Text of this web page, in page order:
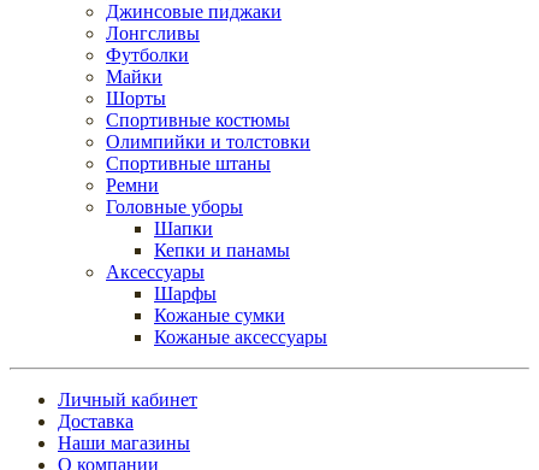
Джинсовые пиджаки
Лонгсливы
Футболки
Майки
Шорты
Спортивные костюмы
Олимпийки и толстовки
Спортивные штаны
Ремни
Головные уборы
Шапки
Кепки и панамы
Аксессуары
Шарфы
Кожаные сумки
Кожаные аксессуары
Личный кабинет
Доставка
Наши магазины
О компании